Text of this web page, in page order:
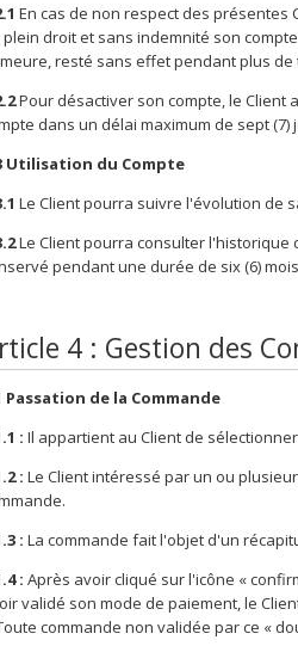
En cas de non respect des
plein droit et sans indemnité son
resté sans effet pendant plus
Pour désactiver son compte, le Client
dans un délai maximum de sept
Utilisation du Compte
Le Client pourra suivre l'évolution de
Le Client pourra consulter l'historique
pendant une durée de six (6)
4 : Gestion des
Passation de la Commande
: Il appartient au Client de
: Le Client intéressé par un ou
: La commande fait l'objet d'un
: Après avoir cliqué sur l'icône «
validé son mode de paiement, le
commande non validée par ce «